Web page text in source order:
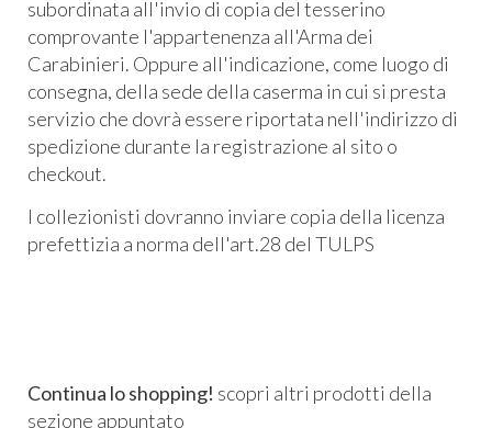
subordinata all'invio di copia del tesserino
comprovante l'appartenenza all'Arma dei
Carabinieri. Oppure all'indicazione, come luogo di
consegna, della sede della caserma in cui si presta
servizio che dovrà essere riportata nell'indirizzo di
spedizione durante la registrazione al sito o
checkout.
I collezionisti dovranno inviare copia della licenza
prefettizia a norma dell'art.28 del TULPS
Continua lo shopping! scopri altri prodotti della
sezione appuntato